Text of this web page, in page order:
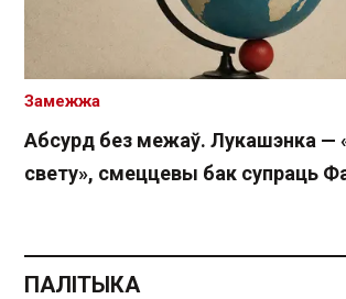
Абсурд без межаў. Лукашэнка —
свету», смеццевы бак супраць
Замежжа
ПАЛІТЫКА